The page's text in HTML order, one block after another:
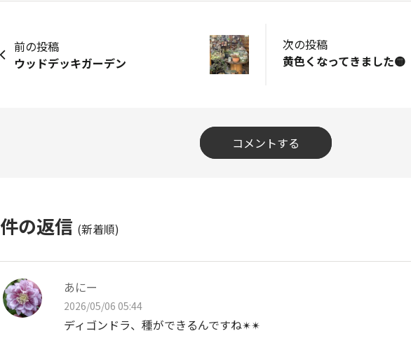
前の投稿
ウッドデッキガーデン
次の投稿
黄色くなってきました🟡
コメントする
件の返信 (新着順)
あにー
2026/05/06 05:44
ディゴンドラ、種ができるんですね✴✴